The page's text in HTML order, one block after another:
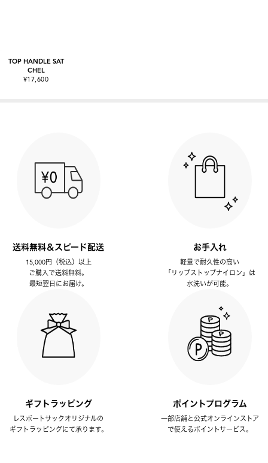
TOP HANDLE SAT
CHEL
¥17,600
送料無料＆スピード配送
15,000円（税込）以上
ご購入で送料無料。
最短翌日にお届け。
お手入れ
軽量で耐久性の高い
「リップストップナイロン」は
水洗いが可能。
ギフトラッピング
レスポートサックオリジナルの
ギフトラッピングにて承ります。
ポイントプログラム
一部店舗と公式オンラインストア
で使えるポイントサービス。